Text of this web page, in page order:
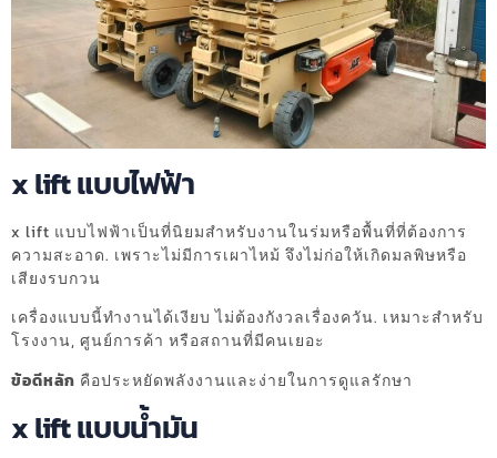
x lift แบบไฟฟ้า
x lift แบบไฟฟ้าเป็นที่นิยมสำหรับงานในร่มหรือพื้นที่ที่ต้องการ
ความสะอาด. เพราะไม่มีการเผาไหม้ จึงไม่ก่อให้เกิดมลพิษหรือ
เสียงรบกวน
เครื่องแบบนี้ทำงานได้เงียบ ไม่ต้องกังวลเรื่องควัน. เหมาะสำหรับ
โรงงาน, ศูนย์การค้า หรือสถานที่มีคนเยอะ
ข้อดีหลัก คือประหยัดพลังงานและง่ายในการดูแลรักษา
x lift แบบน้ำมัน